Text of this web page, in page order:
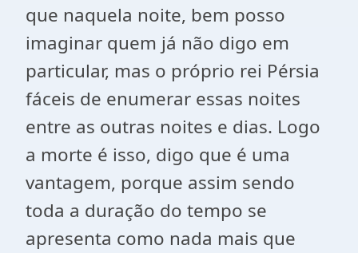
que naquela noite, bem posso
imaginar quem já não digo em
particular, mas o próprio rei Pérsia
fáceis de enumerar essas noites
entre as outras noites e dias. Logo
a morte é isso, digo que é uma
vantagem, porque assim sendo
toda a duração do tempo se
apresenta como nada mais que